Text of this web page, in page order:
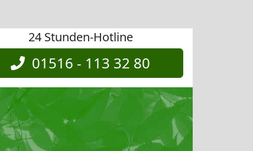
24 Stunden-Hotline
01516 - 113 32 80